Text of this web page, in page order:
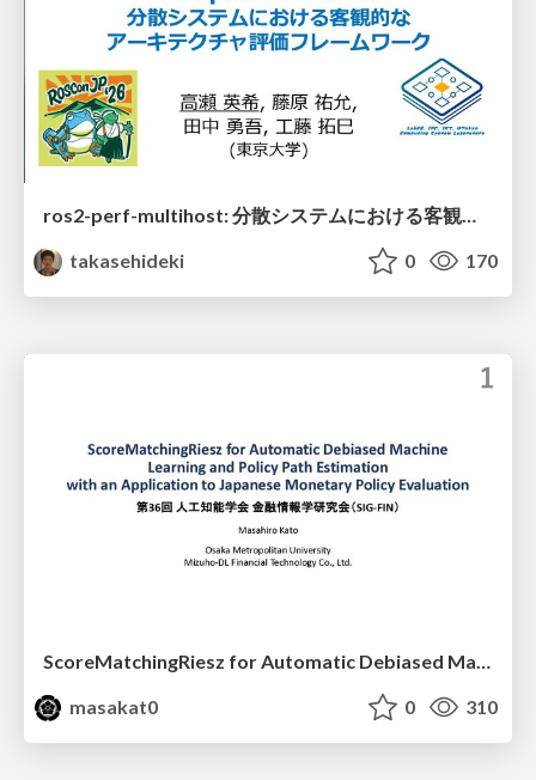
ros2-perf-multihost: 分散システムにおける客観的なアーキテクチャ評価フレームワーク
takasehideki
0 170
masakat0
0 310